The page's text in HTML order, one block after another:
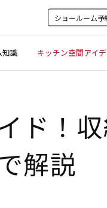
ショールーム予
知識 キッチン空間アイ
ド！
解説